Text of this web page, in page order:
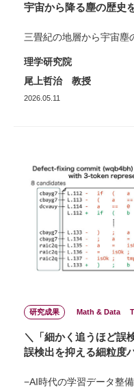
宇宙から降る塵の歴史
三畳紀の地層から宇宙塵
理学研究院
尾上哲治 教授
2026.05.11
研究成果 Math & Data
＼「細かく追うほど誤
誤検出を抑える細粒度
−AI時代の学習データ整